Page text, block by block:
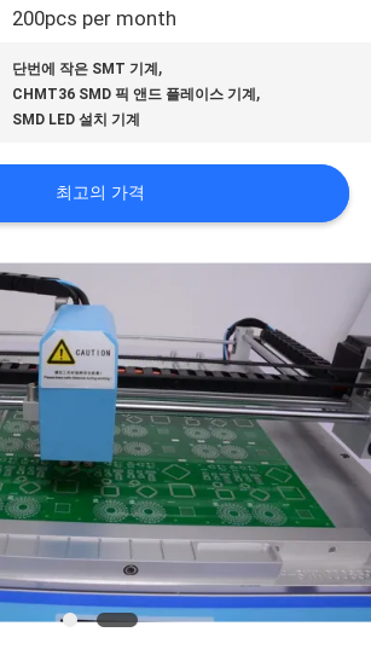
200pcs per month
단번에 작은 SMT 기계 ,
CHMT36 SMD 픽 앤드 플레이스 기계 ,
SMD LED 설치 기계
최고의 가격